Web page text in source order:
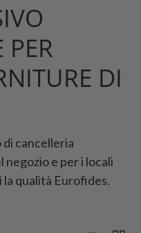
PER
DI
cancelleria
e per i locali
la qualità Eurofides.